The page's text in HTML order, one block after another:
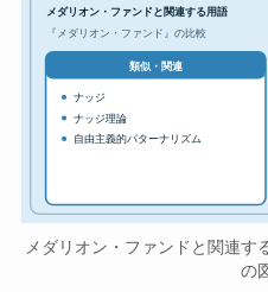
メダリオン・ファンドと関連する用語
『メダリオン・ファンド』の比較
類似・関連
ナッジ
ナッジ理論
自由主義的パターナリズム
メダリオン・ファンドと関連す
の